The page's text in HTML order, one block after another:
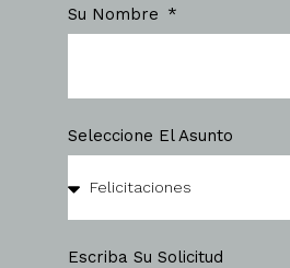
Su Nombre
Seleccione El Asunto
Escriba Su Solicitud